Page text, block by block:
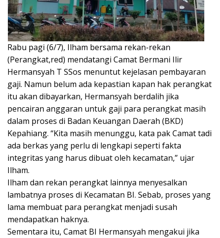
Rabu pagi (6/7), Ilham bersama rekan-rekan
(Perangkat,red) mendatangi Camat Bermani Ilir
Hermansyah T SSos menuntut kejelasan pembayaran
gaji. Namun belum ada kepastian kapan hak perangkat
itu akan dibayarkan, Hermansyah berdalih jika
pencairan anggaran untuk gaji para perangkat masih
dalam proses di Badan Keuangan Daerah (BKD)
Kepahiang. “Kita masih menunggu, kata pak Camat tadi
ada berkas yang perlu di lengkapi seperti fakta
integritas yang harus dibuat oleh kecamatan,” ujar
Ilham.
Ilham dan rekan perangkat lainnya menyesalkan
lambatnya proses di Kecamatan BI. Sebab, proses yang
lama membuat para perangkat menjadi susah
mendapatkan haknya.
Sementara itu, Camat BI Hermansyah mengakui jika